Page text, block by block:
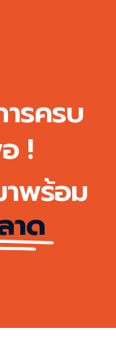
รครบ
!
าพร้อม
าด